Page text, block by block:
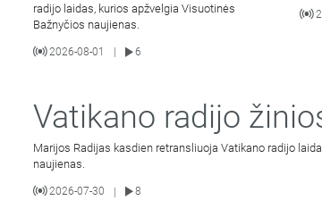
radijo laidas, kurios apžvelgia Visuotinės
Bažnyčios naujienas.
2026-08-01 6
Vatikano radijo
Marijos Radijas kasdien retransliuoja Vatikano radijo
naujienas.
2026-07-30 | 8